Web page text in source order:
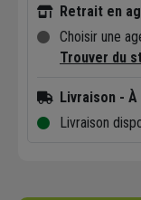
Retrait en
Choisir une
Trouver du
Livraison - À
Livraison